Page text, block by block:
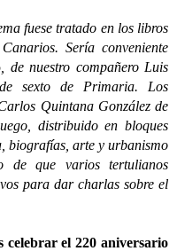
fuese tratado en los libros
Sería conveniente
, de nuestro compañero Luis
sexto de Primaria. Los
Quintana González de
distribuido en bloques
biografías, arte y urbanismo
de que varios tertulianos
para dar charlas sobre el
el 220 aniversario